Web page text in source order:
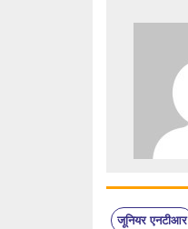
जूनियर एनटीआर